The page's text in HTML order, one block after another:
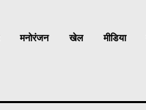
मनोरंजन खेल मीडिया